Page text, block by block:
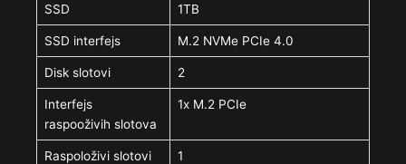
SSD 1TB
SSD interfejs M.2 NVMe PCIe 4.0
Disk slotovi 2
Interfejs
raspooživih slotova
1x M.2 PCIe
Raspoloživi slotovi 1